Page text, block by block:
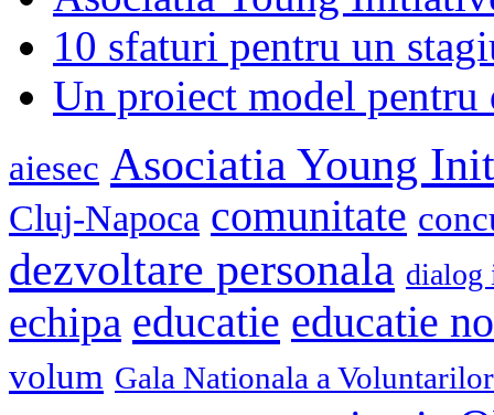
10 sfaturi pentru un
Un proiect model
aiesec Asociatia Young
Cluj-Napoca comunitate
dezvoltare personala dialog
echipa educatie educatie
volum Gala Nationala a Voluntarilor